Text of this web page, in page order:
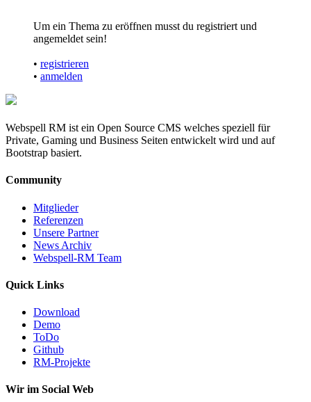
Um ein Thema zu eröffnen musst du registriert und
angemeldet sein!
• registrieren
• anmelden
Webspell RM ist ein Open Source CMS welches speziell für
Private, Gaming und Business Seiten entwickelt wird und auf
Bootstrap basiert.
Community
Mitglieder
Referenzen
Unsere Partner
News Archiv
Webspell-RM Team
Quick Links
Download
Demo
ToDo
Github
RM-Projekte
Wir im Social Web